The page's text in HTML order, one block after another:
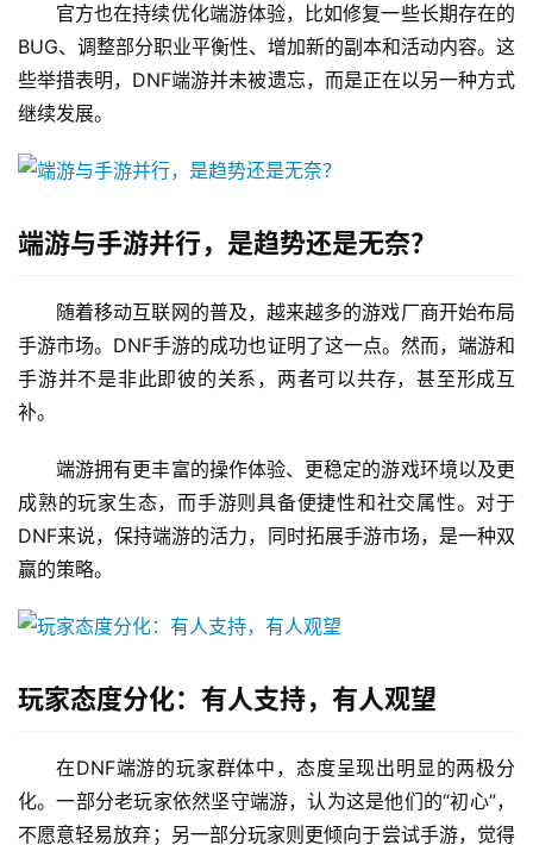
官方也在持续优化端游体验，比如修复一些长期存在的
BUG、调整部分职业平衡性、增加新的副本和活动内容。这
些举措表明，DNF端游并未被遗忘，而是正在以另一种方式
继续发展。
端游与手游并行，是趋势还是无奈？
随着移动互联网的普及，越来越多的游戏厂商开始布局
手游市场。DNF手游的成功也证明了这一点。然而，端游和
手游并不是非此即彼的关系，两者可以共存，甚至形成互
补。
端游拥有更丰富的操作体验、更稳定的游戏环境以及更
成熟的玩家生态，而手游则具备便捷性和社交属性。对于
DNF来说，保持端游的活力，同时拓展手游市场，是一种双
赢的策略。
玩家态度分化：有人支持，有人观望
在DNF端游的玩家群体中，态度呈现出明显的两极分
化。一部分老玩家依然坚守端游，认为这是他们的“初心”，
不愿意轻易放弃；另一部分玩家则更倾向于尝试手游，觉得